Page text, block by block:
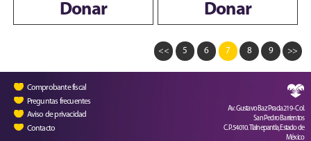
Donar Donar
<< 5 6 7 8 9 >>
Comprobante fiscal
Preguntas frecuentes
Aviso de privacidad
Contacto
Av. Gustavo Baz Prada 219 - Col.
San Pedro Barrientos
C.P. 54010. Tlalnepantla, Estado de
México